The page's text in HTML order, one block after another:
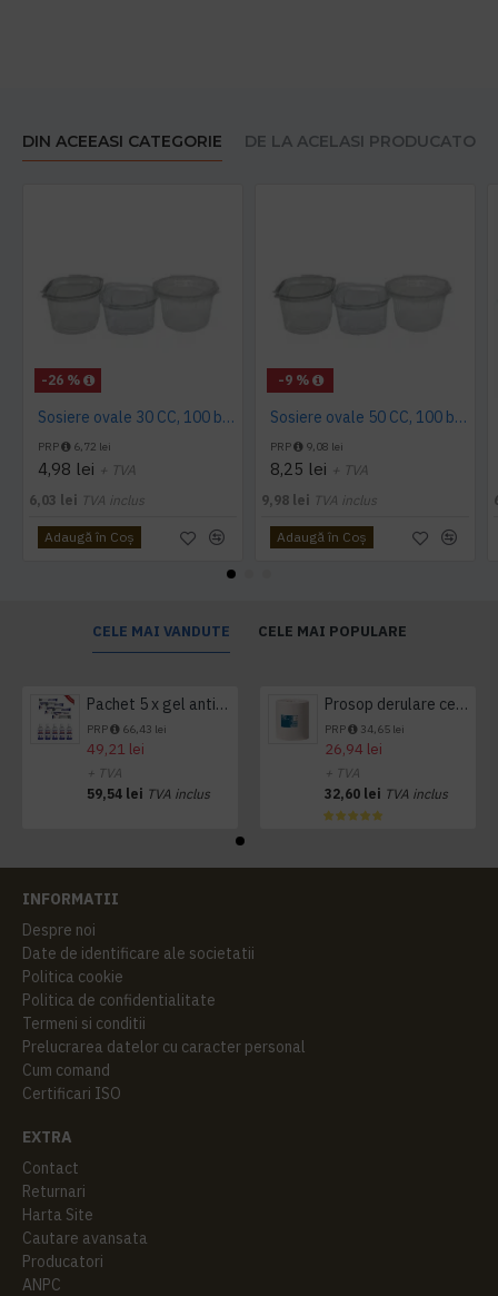
DIN ACEEASI CATEGORIE DE LA ACELASI PRODUCATOR
-26 %
Sosiere ovale 30 CC, 100 buc/set
PRP 6,72 lei
4,98 lei + TVA
6,03 lei TVA inclus
Adaugă în Coş
-9 %
Sosiere ovale 50 CC, 100 buc/set
PRP 9,08 lei
8,25 lei + TVA
9,98 lei TVA inclus
Adaugă în Coş
CELE MAI VANDUTE CELE MAI POPULARE
Pachet 5 x gel antibacterian 50ml si 3 x Servetele antibacteriene 48 buc Hygienium
PRP 66,43 lei
49,21 lei
+ TVA
59,54 lei TVA inclus
Prosop derulare centrala 1 pliu, 300 m Tork
PRP 34,65 lei
26,94 lei
+ TVA
32,60 lei TVA inclus
INFORMATII
Despre noi
Date de identificare ale societatii
Politica cookie
Politica de confidentialitate
Termeni si conditii
Prelucrarea datelor cu caracter personal
Cum comand
Certificari ISO
EXTRA
Contact
Returnari
Harta Site
Cautare avansata
Producatori
ANPC